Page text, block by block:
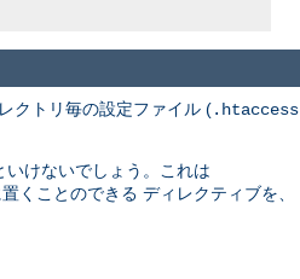
クトリ毎の設定ファイル (.htaccess
けないでしょう。これは
くことのできる ディレクティブを、